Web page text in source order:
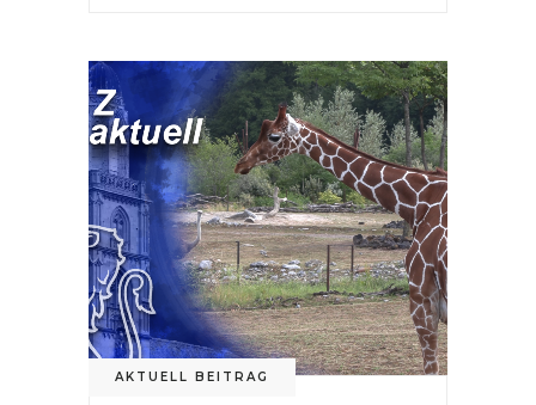
AKTUELL BEITRAG